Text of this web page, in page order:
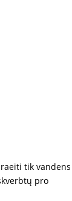
tik vandens
pro